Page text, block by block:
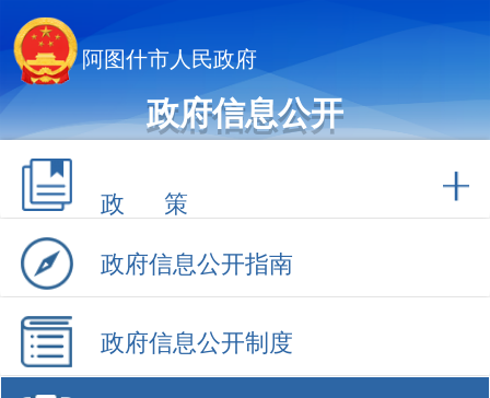
阿图什市人民政府
政府信息公开
政府信息公开指南
政府信息公开制度
法定主动公开内容